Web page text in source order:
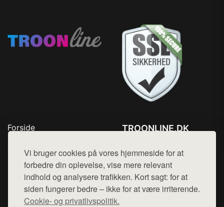
Vi bruger cookies på vores hjemmeside for at
forbedre din oplevelse, vise mere relevant
indhold og analysere trafikken. Kort sagt: for at
siden fungerer bedre – ikke for at være irriterende.
Cookie- og privatlivspolitik.
Forside
Top Rabatter
Blog
Kontakt
TROONLINE.DK
Mail: hej@want.dk
Cookie- og privatlivspolitik